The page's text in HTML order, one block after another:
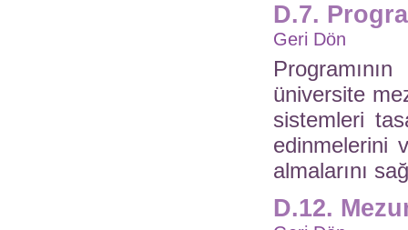
D.7.
Geri Dön
üniversite
sistemleri
edinmelerini
almalarını
D.12.